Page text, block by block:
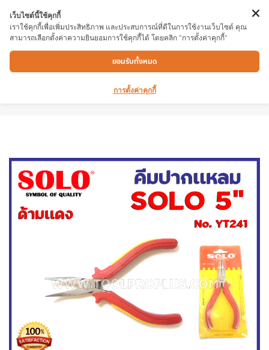
คีมปากแหลม SOLO No.YT241 5″ด้ามจับหุ้มด้วย
ยางอย่างดี นุ่มสบายช่วยให้จับได้กระชับมือ สินค้าชุ
ปโครเมี่ยม อย่างดี มีความแข็งแรงทนทาน
เว็บไซต์นี้ใช้คุกกี้
เราใช้คุกกี้เพื่อเพิ่มประสิทธิภาพ และประสบการณ์ที่ดีในการใช้งานเว็บไซต์ คุณ
สามารถเลือกตั้งค่าความยินยอมการใช้คุกกี้ได้ โดยคลิก "การตั้งค่าคุกกี้"
ยอมรับทั้งหมด
การตั้งค่าคุกกี้